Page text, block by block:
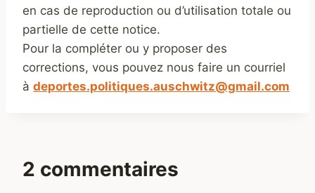
en cas de reproduction ou d’utilisation totale ou
partielle de cette notice.
Pour la compléter ou y proposer des
corrections, vous pouvez nous faire un courriel
à deportes.politiques.auschwitz@gmail.com
2 commentaires